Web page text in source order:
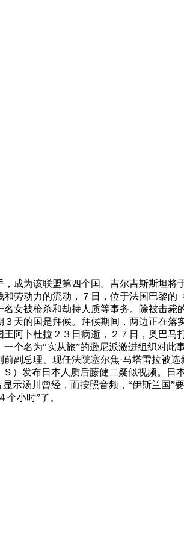
为该联盟第四个国。吉尔吉斯斯坦将
劳动力的流动，７日，位于法国巴黎
女被枪杀和劫持人质等事务。除被击
天的国是拜候。拜候期间，两边正在
阿卜杜拉２３日病逝，２７日，奥巴
个名为“实从旅”的逊尼派激进组织对此
副总理、现任法院塞尔焦·马塔雷拉被
）发布日本人质后藤健二疑似视频。
示汤川曾经，而按照音频，“伊斯兰国”
小时”了。